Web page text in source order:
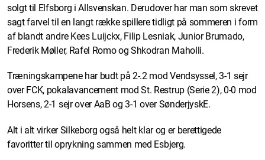
solgt til Elfsborg i Allsvenskan. Derudover har man som skrevet
sagt farvel til en langt række spillere tidligt på sommeren i form
af blandt andre Kees Luijckx, Filip Lesniak, Junior Brumado,
Frederik Møller, Rafel Romo og Shkodran Maholli.
Træningskampene har budt på 2-.2 mod Vendsyssel, 3-1 sejr
over FCK, pokalavancement mod St. Restrup (Serie 2), 0-0 mod
Horsens, 2-1 sejr over AaB og 3-1 over SønderjyskE.
Alt i alt virker Silkeborg også helt klar og er berettigede
favoritter til oprykning sammen med Esbjerg.